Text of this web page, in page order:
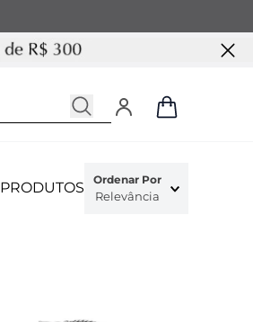
PRODUTOS Ordenar Por
Relevância